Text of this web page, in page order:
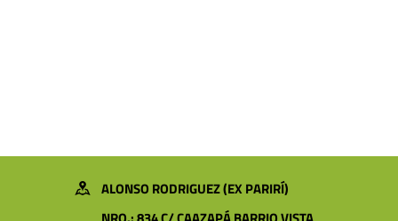
ALONSO RODRIGUEZ (EX PARIRÍ)